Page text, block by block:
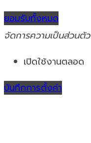
จัดการความเป็นส่วนตัว